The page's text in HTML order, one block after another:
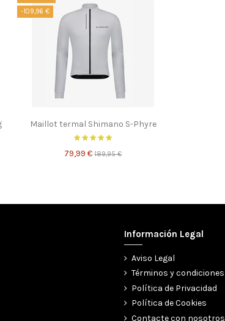
-109,96 €
Maillot termal Shimano S-Phyre
79,99 € 189,95 €
Información Legal
Aviso Legal
Términos y condiciones
Política de Privacidad
Política de Cookies
Contacte con nosotros